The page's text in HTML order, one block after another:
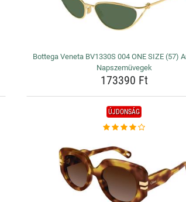
Bottega Veneta BV1330S 004 ONE SIZE (57)
Napszemüvegek
173390 Ft
ÚJDONSÁG